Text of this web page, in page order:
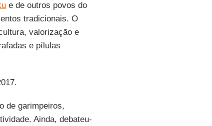
e de outros povos do
tradicionais. O
valorização e
e pílulas
de garimpeiros,
Ainda, debateu-